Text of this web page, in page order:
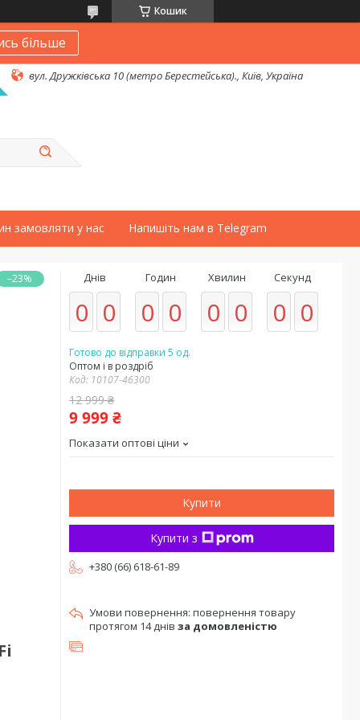
Кошик
більше
вул. Дружківська 10 (метро Берестейська)., Київ, Україна
замовляти у нас Напишіть нам в Telegram
–23% Днів
0 0
Годин
0 0
Хвилин
0 0
Секунд
0 0
Готово до відправки 5 од.
Оптом і в роздріб
Код: 10107-46300
12 999 ₴
9 999 ₴
Показати оптові ціни
Купити
Купити з
+380 (66) 618-61-89
повернення товару
протягом 14 днів за домовленістю